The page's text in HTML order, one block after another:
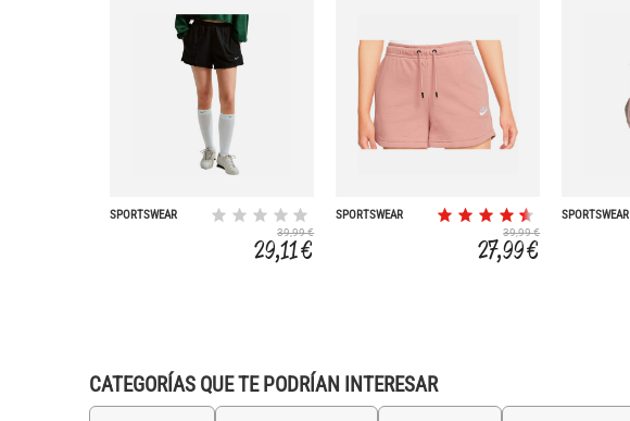
SPORTSWEAR
39,99 €
29,11 €
SPORTSWEAR
39,99 €
27,99 €
SPORTSWEAR
CATEGORÍAS QUE TE PODRÍAN INTERESAR